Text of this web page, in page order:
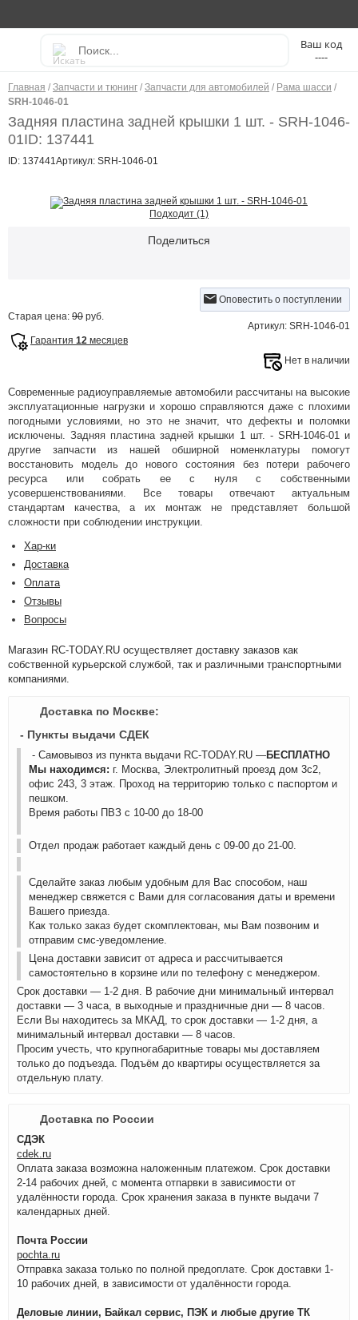
----
Главная / Запчасти и тюнинг / Запчасти для автомобилей / Рама шасси /
SRH-1046-01
Задняя пластина задней крышки 1 шт. - SRH-1046-
01ID: 137441
ID: 137441Артикул: SRH-1046-01
Подходит (1)
Поделиться
Оповестить о поступлении
Старая цена: 90 руб.
Артикул: SRH-1046-01
Гарантия 12 месяцев
Нет в наличии
Современные радиоуправляемые автомобили рассчитаны на высокие
эксплуатационные нагрузки и хорошо справляются даже с плохими
погодными условиями, но это не значит, что дефекты и поломки
исключены. Задняя пластина задней крышки 1 шт. - SRH-1046-01 и
другие запчасти из нашей обширной номенклатуры помогут
восстановить модель до нового состояния без потери рабочего
ресурса или собрать ее с нуля с собственными
усовершенствованиями. Все товары отвечают актуальным
стандартам качества, а их монтаж не представляет большой
сложности при соблюдении инструкции.
Хар-ки
Доставка
Оплата
Отзывы
Вопросы
Магазин RC-TODAY.RU осуществляет доставку заказов как
собственной курьерской службой, так и различными транспортными
компаниями.
Доставка по Москве:
- Пункты выдачи СДЕК
- Самовывоз из пункта выдачи RC-TODAY.RU —БЕСПЛАТНО
Мы находимся: г. Москва, Электролитный проезд дом 3с2,
офис 243, 3 этаж. Проход на территорию только с паспортом и
пешком.
Время работы ПВЗ с 10-00 до 18-00
Отдел продаж работает каждый день с 09-00 до 21-00.
Сделайте заказ любым удобным для Вас способом, наш
менеджер свяжется с Вами для согласования даты и времени
Вашего приезда.
Как только заказ будет скомплектован, мы Вам позвоним и
отправим смс-уведомление.
Цена доставки зависит от адреса и рассчитывается
самостоятельно в корзине или по телефону с менеджером.
Срок доставки — 1-2 дня. В рабочие дни минимальный интервал
доставки — 3 часа, в выходные и праздничные дни — 8 часов.
Если Вы находитесь за МКАД, то срок доставки — 1-2 дня, а
минимальный интервал доставки — 8 часов.
Просим учесть, что крупногабаритные товары мы доставляем
только до подъезда. Подъём до квартиры осуществляется за
отдельную плату.
Доставка по России
СДЭК
cdek.ru
Оплата заказа возможна наложенным платежом. Срок доставки
2-14 рабочих дней, с момента отпарвки в зависимости от
удалённости города. Срок хранения заказа в пункте выдачи 7
календарных дней.
Почта России
pochta.ru
Отправка заказа только по полной предоплате. Срок доставки 1-
10 рабочих дней, в зависимости от удалённости города.
Деловые линии, Байкал сервис, ПЭК и любые другие ТК